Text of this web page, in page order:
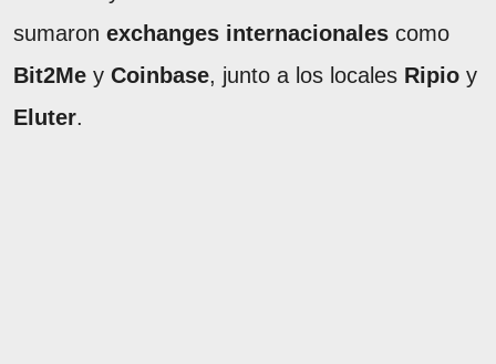
sumaron exchanges internacionales como
Bit2Me y Coinbase, junto a los locales Ripio y
Eluter.